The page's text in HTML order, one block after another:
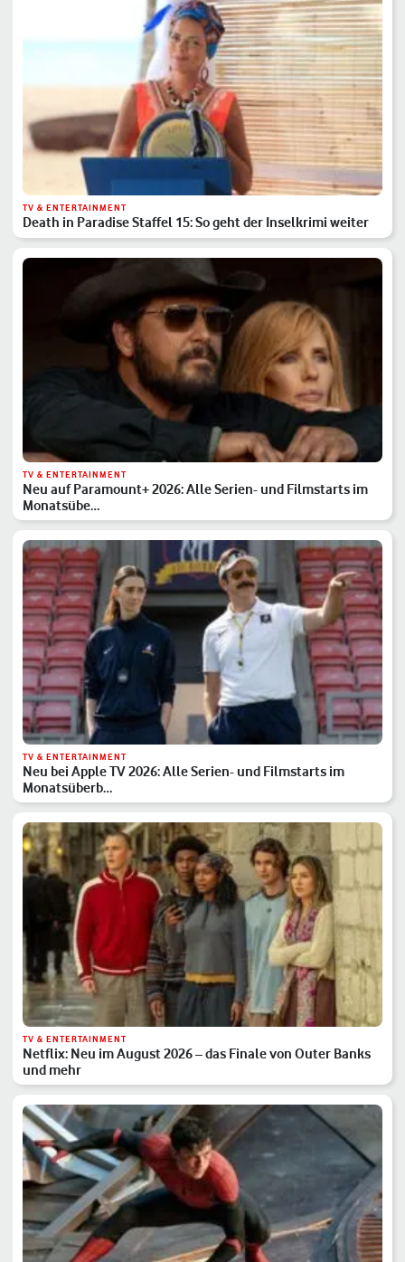
TV & ENTERTAINMENT
Death in Paradise Staffel 15: So geht der Inselkrimi weiter
TV & ENTERTAINMENT
Neu auf Paramount+ 2026: Alle Serien- und Filmstarts im
Monatsübe…
TV & ENTERTAINMENT
Neu bei Apple TV 2026: Alle Serien- und Filmstarts im
Monatsüberb…
TV & ENTERTAINMENT
Netflix: Neu im August 2026 – das Finale von Outer Banks
und mehr